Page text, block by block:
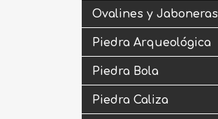
Ovalines y Jaboneras
Piedra Arqueológica
Piedra Bola
Piedra Caliza